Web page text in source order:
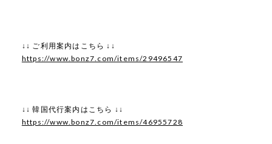
↓↓ ご利用案内はこちら ↓↓
https://www.bonz7.com/items/29496547
↓↓ 韓国代行案内はこちら ↓↓
https://www.bonz7.com/items/46955728